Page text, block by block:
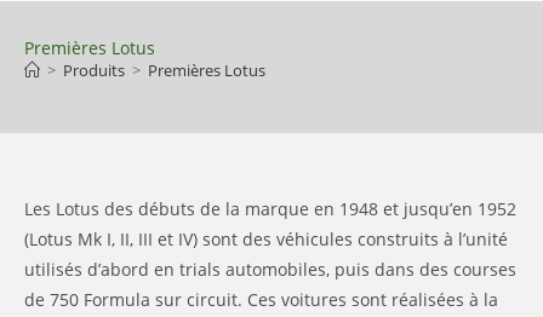
content
Premières Lotus
> Produits > Premières Lotus
Les Lotus des débuts de la marque en 1948 et jusqu’en 1952
(Lotus Mk I, II, III et IV) sont des véhicules construits à l’unité
utilisés d’abord en trials automobiles, puis dans des courses
de 750 Formula sur circuit. Ces voitures sont réalisées à la